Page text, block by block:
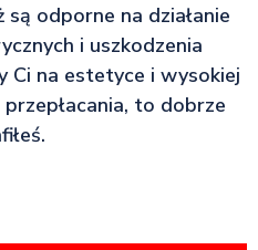
odporne na działanie
i uszkodzenia
Ci na estetyce i wysokiej
to dobrze